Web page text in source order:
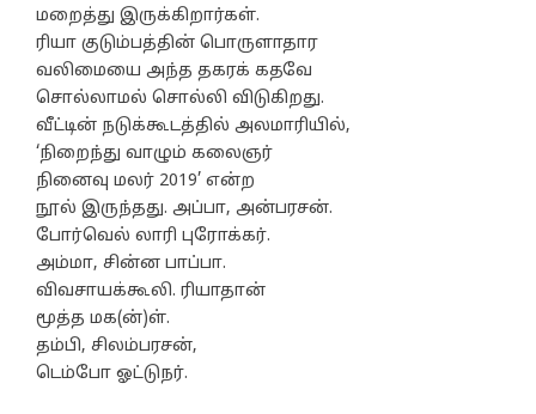
மறைத்து இருக்கிறார்கள்.
ரியா குடும்பத்தின் பொருளாதார
வலிமையை அந்த தகரக் கதவே
சொல்லாமல் சொல்லி விடுகிறது.
வீட்டின் நடுக்கூடத்தில் அலமாரியில்,
‘நிறைந்து வாழும் கலைஞர்
நினைவு மலர் 2019’ என்ற
நூல் இருந்தது. அப்பா, அன்பரசன்.
போர்வெல் லாரி புரோக்கர்.
அம்மா, சின்ன பாப்பா.
விவசாயக்கூலி. ரியாதான்
மூத்த மக(ன்)ள்.
தம்பி, சிலம்பரசன்,
டெம்போ ஓட்டுநர்.